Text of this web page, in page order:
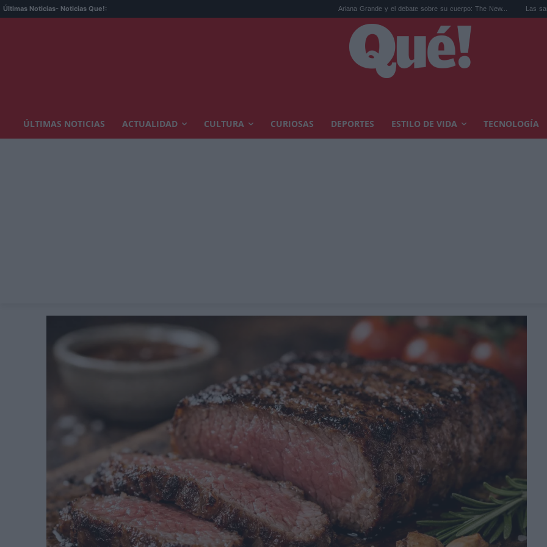
Últimas Noticias- Noticias Que!: Ariana Grande y el debate sobre su cuerpo: The New... Las sandalias de los
ÚLTIMAS NOTICIAS ACTUALIDAD CULTURA CURIOSAS DEPORTES ESTILO DE VIDA TECNOLOGÍA